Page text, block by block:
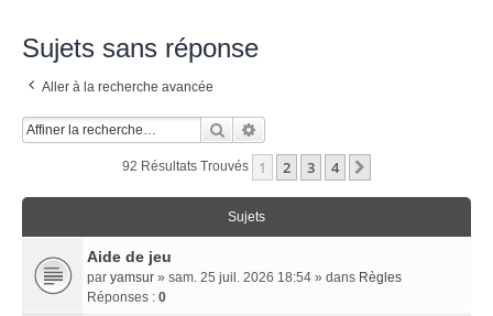
Sujets sans réponse
Aller à la recherche avancée
Rechercher
92 Résultats Trouvés 1 2 3 4
Sujets
Aide de jeu
par yamsur » sam. 25 juil. 2026 18:54 » dans Règles
Réponses : 0